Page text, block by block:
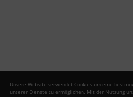
Unsere Website verwendet Cookies um eine
unserer Dienste zu ermöglichen. Mit der Nutzung